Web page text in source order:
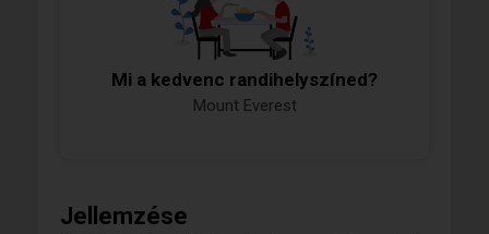
Mi a kedvenc randihelyszíned?
Mount Everest
Jellemzése